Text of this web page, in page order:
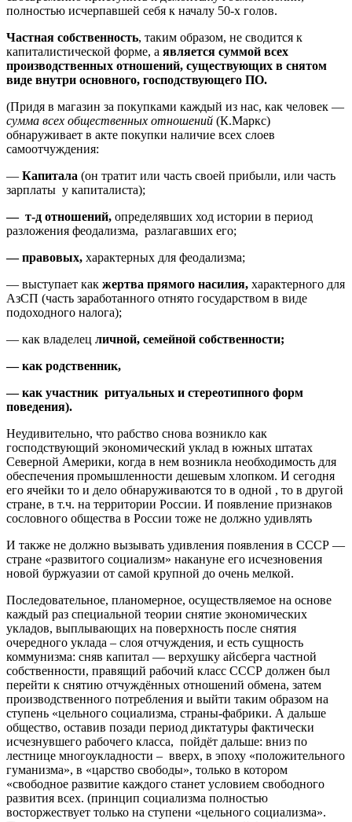
полностью исчерпавшей себя к началу 50-х голов.
Частная собственность, таким образом, не сводится к
капиталистической форме, а является суммой всех
производственных отношений, существующих в снятом
виде внутри основного, господствующего ПО.
(Придя в магазин за покупками каждый из нас, как человек —
сумма всех общественных отношений (К.Маркс)
обнаруживает в акте покупки наличие всех слоев
самоотчуждения:
— Капитала (он тратит или часть своей прибыли, или часть
зарплаты у капиталиста);
— т-д отношений, определявших ход истории в период
разложения феодализма, разлагавших его;
— правовых, характерных для феодализма;
— выступает как жертва прямого насилия, характерного для
АзСП (часть заработанного отнято государством в виде
подоходного налога);
— как владелец личной, семейной собственности;
— как родственник,
— как участник ритуальных и стереотипного форм
поведения).
Неудивительно, что рабство снова возникло как
господствующий экономический уклад в южных штатах
Северной Америки, когда в нем возникла необходимость для
обеспечения промышленности дешевым хлопком. И сегодня
его ячейки то и дело обнаруживаются то в одной , то в другой
стране, в т.ч. на территории России. И появление признаков
сословного общества в России тоже не должно удивлять
И также не должно вызывать удивления появления в СССР —
стране «развитого социализм» накануне его исчезновения
новой буржуазии от самой крупной до очень мелкой.
Последовательное, планомерное, осуществляемое на основе
каждый раз специальной теории снятие экономических
укладов, выплывающих на поверхность после снятия
очередного уклада – слоя отчуждения, и есть сущность
коммунизма: сняв капитал — верхушку айсберга частной
собственности, правящий рабочий класс СССР должен был
перейти к снятию отчуждённых отношений обмена, затем
производственного потребления и выйти таким образом на
ступень «цельного социализма, страны-фабрики. А дальше
общество, оставив позади период диктатуры фактически
исчезнувшего рабочего класса, пойдёт дальше: вниз по
лестнице многоукладности – вверх, в эпоху «положительного
гуманизма», в «царство свободы», только в котором
«свободное развитие каждого станет условием свободного
развития всех. (принцип социализма полностью
восторжествует только на ступени «цельного социализма».